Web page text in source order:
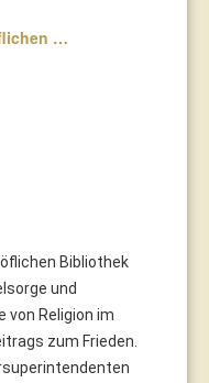
…
Bibliothek
und
von Religion im
zum Frieden.